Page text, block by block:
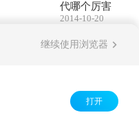
代哪个厉害
2014-10-20
继续使用浏览器
打开